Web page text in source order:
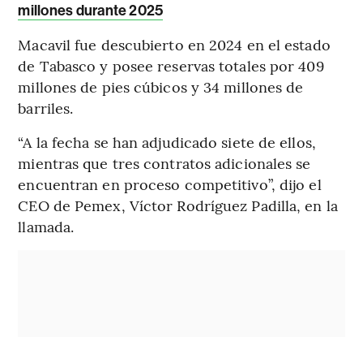
millones durante 2025
Macavil fue descubierto en 2024 en el estado
de Tabasco y posee reservas totales por 409
millones de pies cúbicos y 34 millones de
barriles.
“A la fecha se han adjudicado siete de ellos,
mientras que tres contratos adicionales se
encuentran en proceso competitivo”, dijo el
CEO de Pemex, Víctor Rodríguez Padilla, en la
llamada.